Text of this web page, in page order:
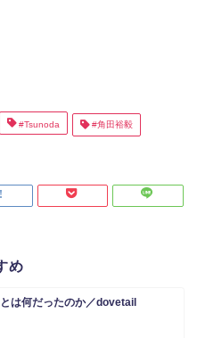
#Tsunoda #角田裕毅
め
とは何だったのか／dovetail